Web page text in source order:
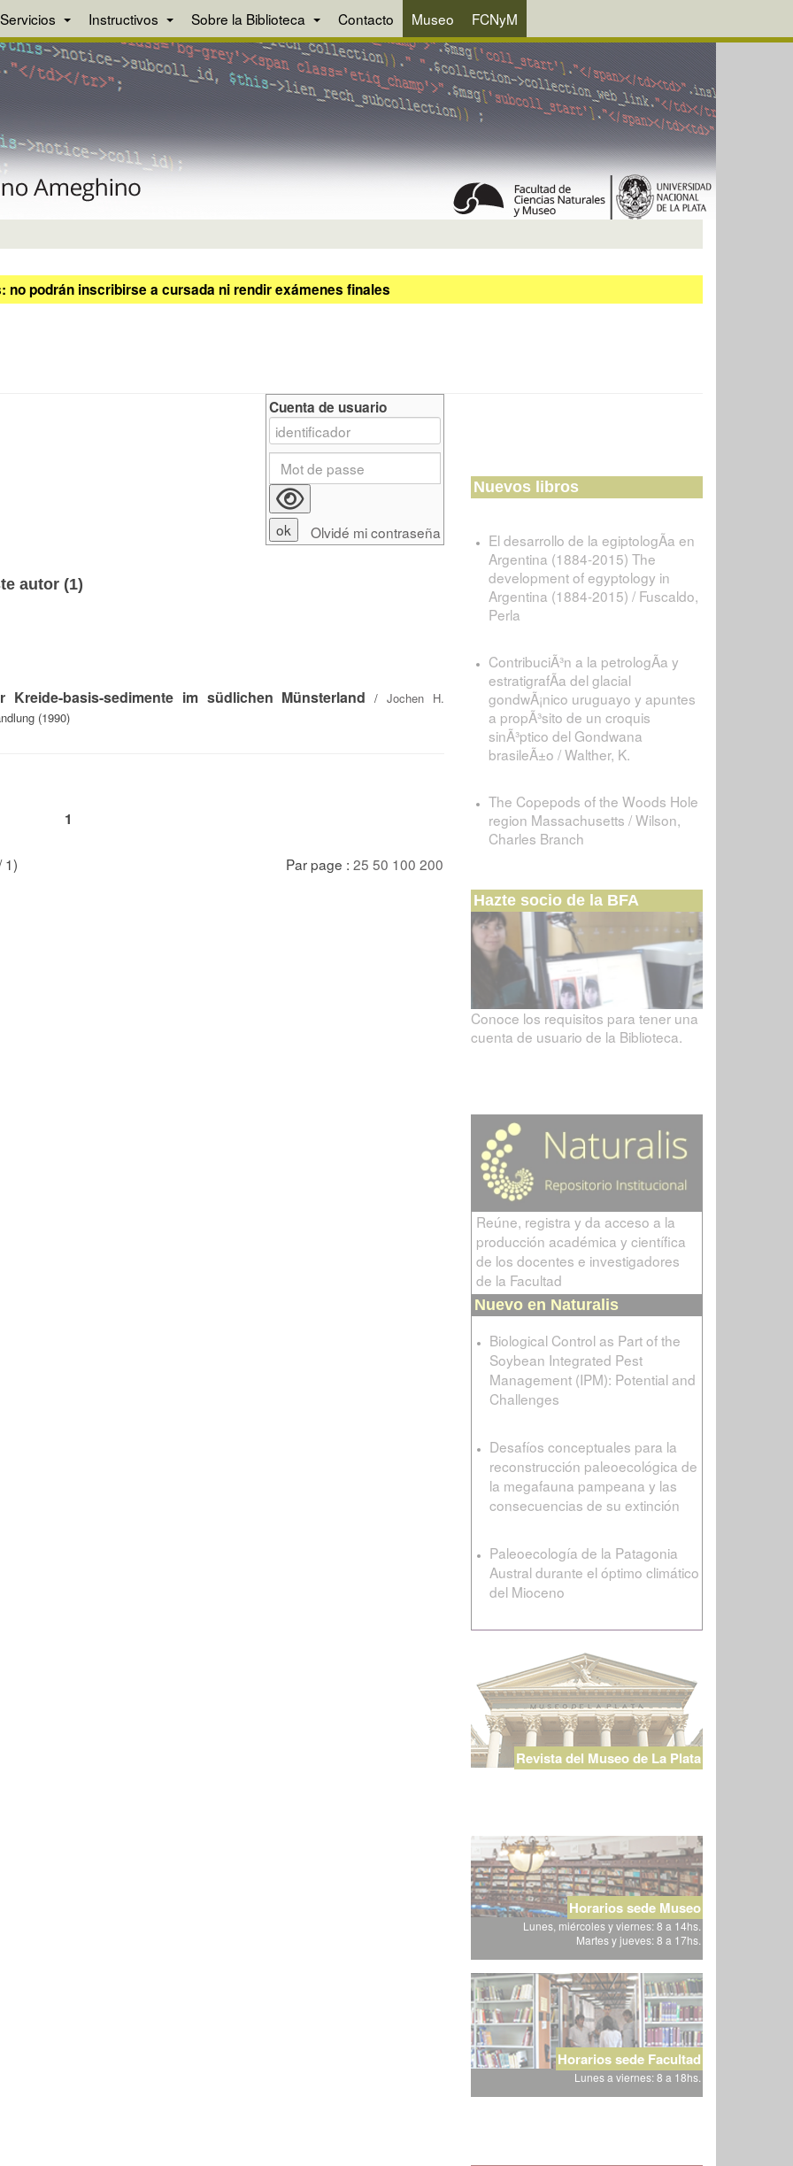
Servicios Instructivos Sobre la Biblioteca Contacto Museo FCNyM
podrán inscribirse a cursada ni rendir exámenes finales
autor (1)
Kreide-basis-sedimente im südlichen Münsterland / Jochen H.
(1990)
1
1) Par page : 25 50 100 200
Cuenta de usuario
Olvidé mi contraseña
Nuevos libros
El desarrollo de la egiptologÃ­a en
Argentina (1884-2015) The
development of egyptology in
Argentina (1884-2015) / Fuscaldo,
Perla
ContribuciÃ³n a la petrologÃ­a y
estratigrafÃ­a del glacial
gondwÃ¡nico uruguayo y apuntes
a propÃ³sito de un croquis
sinÃ³ptico del Gondwana
brasileÃ±o / Walther, K.
The Copepods of the Woods Hole
region Massachusetts / Wilson,
Charles Branch
Hazte socio de la BFA
Conoce los requisitos para tener una
cuenta de usuario de la Biblioteca.
Reúne, registra y da acceso a la
producción académica y científica
de los docentes e investigadores
de la Facultad
Nuevo en Naturalis
Biological Control as Part of the
Soybean Integrated Pest
Management (IPM): Potential and
Challenges
Desafíos conceptuales para la
reconstrucción paleoecológica de
la megafauna pampeana y las
consecuencias de su extinción
Paleoecología de la Patagonia
Austral durante el óptimo climático
del Mioceno
Revista del Museo de La Plata
Horarios sede Museo
Lunes, miércoles y viernes: 8 a 14hs.
Martes y jueves: 8 a 17hs.
Horarios sede Facultad
Lunes a viernes: 8 a 18hs.